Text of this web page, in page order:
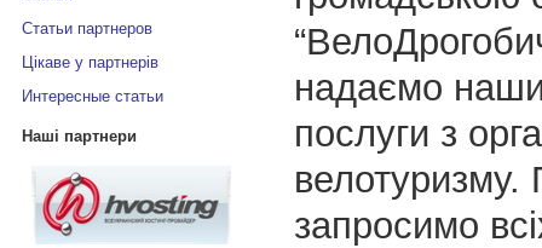
Статьи партнеров
Цікаве у партнерів
Интересные статьи
Наші партнери
надаємо
послуги з
велотуризму.
запросимо